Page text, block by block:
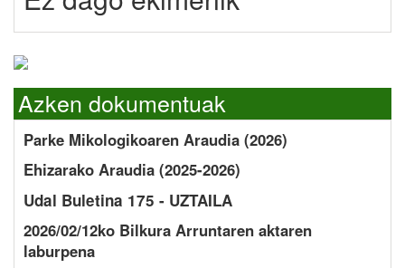
Azken dokumentuak
Parke Mikologikoaren Araudia (2026)
Ehizarako Araudia (2025-2026)
Udal Buletina 175 - UZTAILA
2026/02/12ko Bilkura Arruntaren aktaren
laburpena